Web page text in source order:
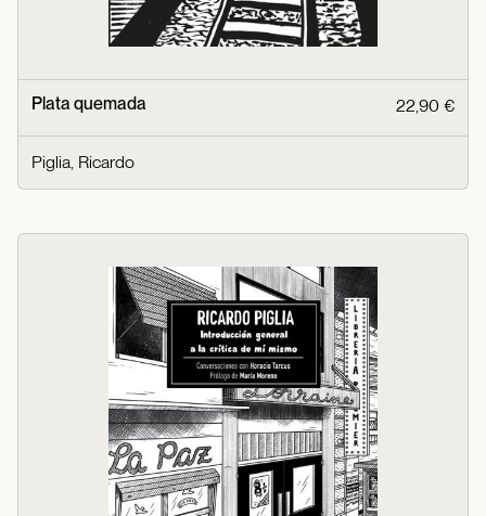
Plata quemada 22,90 €
Piglia, Ricardo